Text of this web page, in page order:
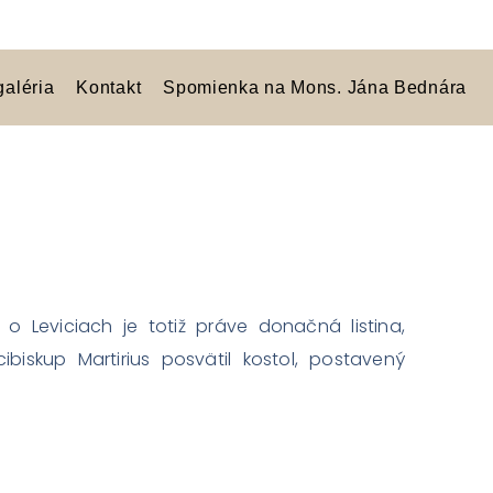
Kontakt Spomienka na Mons. Jána Bednára
Leviciach je totiž práve donačná listina,
Martirius posvätil kostol, postavený